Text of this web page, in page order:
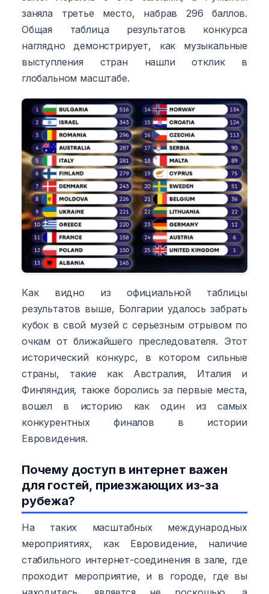
заняла третье место, набрав 296 баллов.
Общая таблица результатов конкурса
наглядно демонстрирует, как музыкальные
выступления стран нашли отклик в
глобальном масштабе.
Как видно из официальной таблицы
результатов выше, Болгарии удалось забрать
кубок в свой музей с серьезным отрывом по
очкам от ближайшего преследователя. Этот
исторический конкурс, в котором сильные
страны, такие как Австралия, Италия и
Финляндия, также боролись за первые места,
вошел в историю как один из самых
конкурентных финалов в истории
Евровидения.
Почему доступ в интернет важен
для гостей, приезжающих из-за
рубежа?
На таких масштабных международных
мероприятиях, как Евровидение, наличие
стабильного интернет-соединения в зале, где
проходит мероприятие, и в городе, где вы